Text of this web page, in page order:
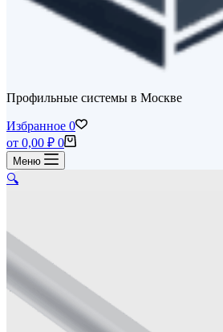
Профильные системы в Москве
Избранное 0
Корзина
от 0,00 ₽ 0
Меню
🔍